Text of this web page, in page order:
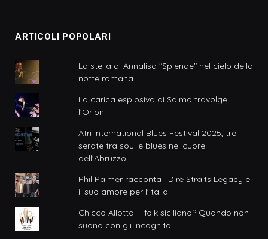
ARTICOLI POPOLARI
La stella di Annalisa "Splende" nel cielo della
notte romana
La carica esplosiva di Salmo travolge
l'Orion
Atri International Blues Festival 2025, tre
serate tra soul e blues nel cuore
dell’Abruzzo
Phil Palmer racconta i Dire Straits Legacy e
il suo amore per l'Italia
Chicco Allotta: Il folk siciliano? Quando non
suono con gli Incognito